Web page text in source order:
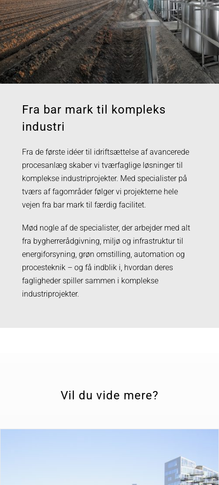
Fra bar mark til kompleks
industri
Fra de første idéer til idriftsættelse af avancerede
procesanlæg skaber vi tværfaglige løsninger til
komplekse industriprojekter. Med specialister på
tværs af fagområder følger vi projekterne hele
vejen fra bar mark til færdig facilitet.
Mød nogle af de specialister, der arbejder med alt
fra bygherrerådgivning, miljø og infrastruktur til
energiforsyning, grøn omstilling, automation og
procesteknik – og få indblik i, hvordan deres
fagligheder spiller sammen i komplekse
industriprojekter.
Vil du vide mere?